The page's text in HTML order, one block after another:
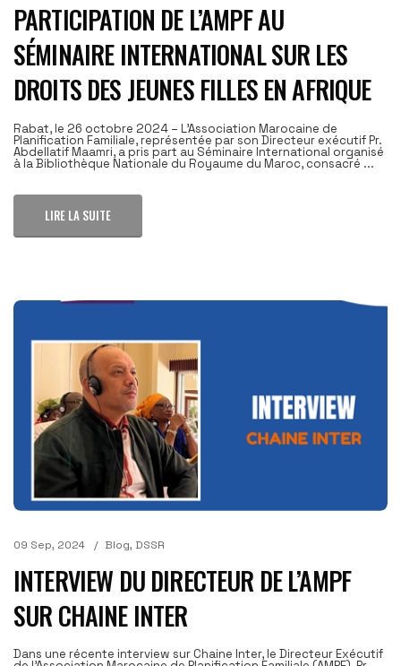
PARTICIPATION DE L’AMPF AU
SÉMINAIRE INTERNATIONAL SUR LES
DROITS DES JEUNES FILLES EN AFRIQUE
Rabat, le 26 octobre 2024 – L'Association Marocaine de
Planification Familiale, représentée par son Directeur exécutif Pr.
Abdellatif Maamri, a pris part au Séminaire International organisé
à la Bibliothèque Nationale du Royaume du Maroc, consacré ...
LIRE LA SUITE
09 Sep, 2024 Blog, DSSR
INTERVIEW DU DIRECTEUR DE L’AMPF
SUR CHAINE INTER
Dans une récente interview sur Chaine Inter, le Directeur Exécutif